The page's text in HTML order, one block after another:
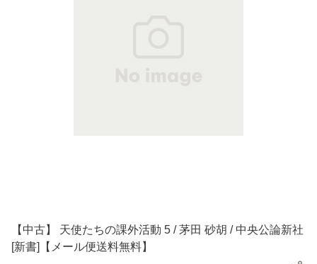
【中古】 天使たちの課外活動 5 / 茅田 砂胡 / 中央公論新社
[新書]【メール便送料無料】